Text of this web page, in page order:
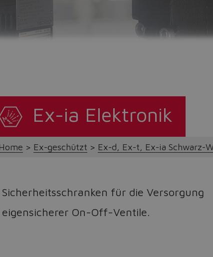
Ex-ia Elektronik
Ex-geschützt Ex-d, Ex-t, Ex-ia Schwarz-
Sicherheitsschranken für die Versorgung
eigensicherer On-Off-Ventile.